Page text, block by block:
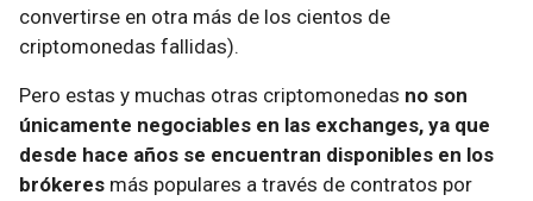
convertirse en otra más de los cientos de
criptomonedas fallidas).
Pero estas y muchas otras criptomonedas no son
únicamente negociables en las exchanges, ya que
desde hace años se encuentran disponibles en los
brókeres más populares a través de contratos por